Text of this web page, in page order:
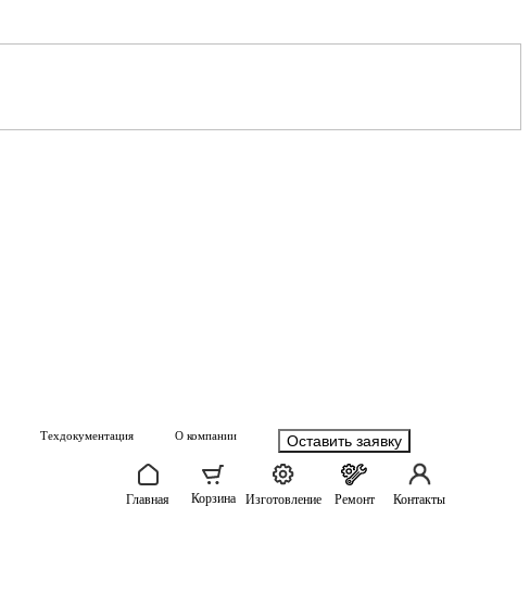
Техдокументация О компании Оставить заявку
Главная Корзина Изготовление Ремонт Контакты